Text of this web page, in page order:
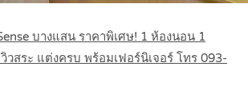
บางแสน ราคาพิเศษ! 1 ห้องนอน 1
วสระ แต่งครบ พร้อมเฟอร์นิเจอร์ โทร 093-